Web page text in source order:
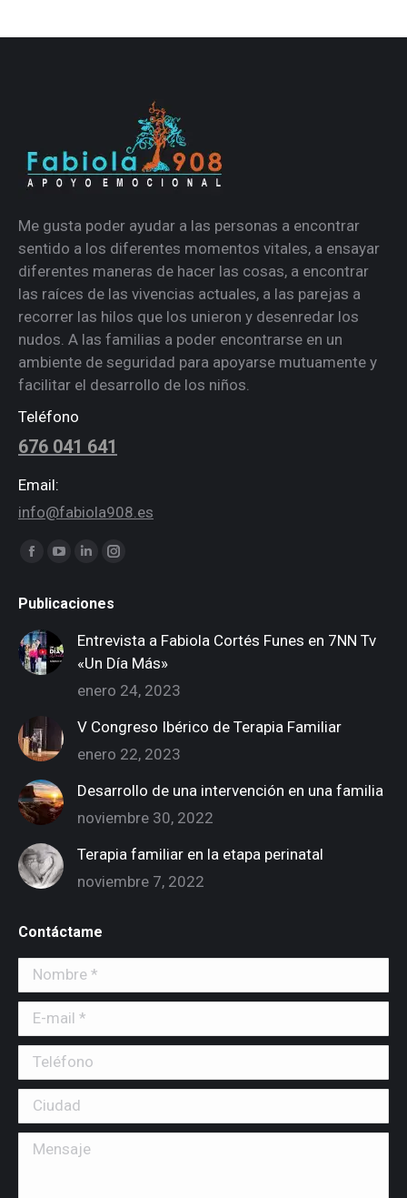
Me gusta poder ayudar a las personas a encontrar
sentido a los diferentes momentos vitales, a ensayar
diferentes maneras de hacer las cosas, a encontrar
las raíces de las vivencias actuales, a las parejas a
recorrer las hilos que los unieron y desenredar los
nudos. A las familias a poder encontrarse en un
ambiente de seguridad para apoyarse mutuamente y
facilitar el desarrollo de los niños.
Teléfono
676 041 641
Email:
info@fabiola908.es
Encuéntranos en:
Facebook
opens
in
new
window
YouTube
opens
new
Linkedin
opens
in
new
window
Instagram
opens
in
new
window
Publicaciones
Entrevista a Fabiola Cortés Funes en 7NN Tv
«Un Día Más»
enero 24, 2023
V Congreso Ibérico de Terapia Familiar
enero 22, 2023
Desarrollo de una intervención en una familia
noviembre 30, 2022
Terapia familiar en la etapa perinatal
noviembre 7, 2022
Contáctame
Nombre *
E-mail *
Teléfono
Ciudad
Mensaje